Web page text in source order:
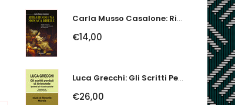
Carla Musso Casalone: Ritratto Di Una Monaca Ribelle. Brigida Franzone,...
€14,00
Luca Grecchi: Gli Scritti Perduti Di Aristotele. Ipotesi Di Ricostruzione
€26,00